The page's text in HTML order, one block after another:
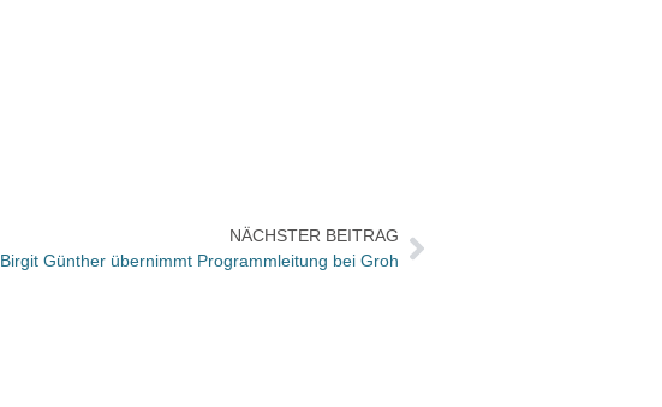
NÄCHSTER BEITRAG
Birgit Günther übernimmt Programmleitung bei Groh